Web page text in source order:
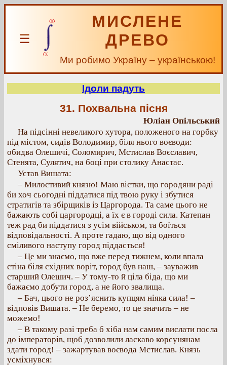
☰
МИСЛЕНЕ
ДРЕВО
Ми робимо Україну – українською!
Ідоли падуть
31. Похвальна пісня
Юліан Опільський
На підсінні невеликого хутора, положеного на горбку
під містом, сидів Володимир, біля нього воєводи:
обидва Олешичі, Соломирич, Мстислав Воєславич,
Стенята, Сулятич, на боці при столику Анастас.
Устав Вишата:
– Милостивий князю! Маю вістки, що городяни раді
би хоч сьогодні піддатися під твою руку і збутися
стратигів та збірщиків із Царгорода. Та саме цього не
бажають собі царгородці, а їх є в городі сила. Катепан
теж рад би піддатися з усім військом, та боїться
відповідальності. А проте гадаю, що від одного
сміливого наступу город піддасться!
– Це ми знаємо, що вже перед тижнем, коли впала
стіна біля східних воріт, город був наш, – зауважив
старший Олешич. – У тому-то й ціла біда, що ми
бажаємо добути город, а не його звалища.
– Бач, цього не роз’яснить купцям ніяка сила! –
відповів Вишата. – Не беремо, то це значить – не
можемо!
– В такому разі треба б хіба нам самим вислати посла
до імператорів, щоб дозволили ласкаво корсунянам
здати город! – зажартував воєвода Мстислав. Князь
усміхнувся: